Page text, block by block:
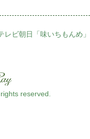
レビ朝日「味いちもんめ」
reserved.